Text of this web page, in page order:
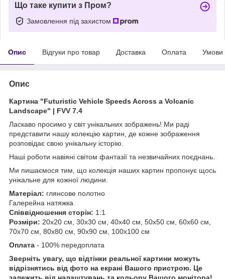
Що таке купити з Пром?
Замовлення під захистом
Опис Відгуки про товар Доставка Оплата Умови
Опис
Картина "Futuristic Vehicle Speeds Across a Volcanic
Landscape" | FVV 7.4
Ласкаво просимо у світ унікальних зображень! Ми раді
представити нашу колекцію картин, де кожне зображення
розповідає свою унікальну історію.
Наші роботи навіяні світом фантазії та незвичайних поєднань.
Ми пишаємося тим, що колекція наших картин пропонує щось
унікальне для кожної людини.
Матеріал: глянсове полотно
Галерейна натяжка
Співвідношення сторін: 1:1
Розміри: 20х20 см, 30х30 см, 40х40 см, 50х50 см, 60х60 см,
70х70 см, 80х80 см, 90х90 см, 100х100 см
Оплата - 100% передоплата
Зверніть увагу, що відтінки реальної картини можуть
відрізнятись від фото на екрані Вашого пристрою. Це
залежить від налаштувань та кольору Вашого монітора!